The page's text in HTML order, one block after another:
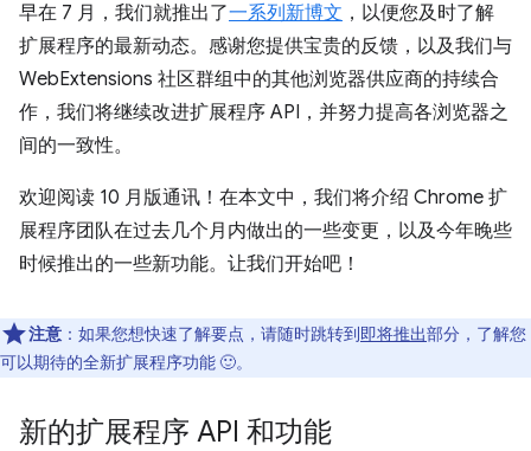
早在 7 月，我们就推出了一系列新博文 ，以便您及时了解
扩展程序的最新动态。感谢您提供宝贵的反馈，以及我们与
WebExtensions 社区群组中的其他浏览器供应商的持续合
作，我们将继续改进扩展程序 API，并努力提高各浏览器之
间的一致性。
欢迎阅读 10 月版通讯！在本文中，我们将介绍 Chrome 扩
展程序团队在过去几个月内做出的一些变更，以及今年晚些
时候推出的一些新功能。让我们开始吧！
注意 ：如果您想快速了解要点，请随时跳转到即将推出部分，了解您
可以期待的全新扩展程序功能 🙂。
新的扩展程序 API 和功能